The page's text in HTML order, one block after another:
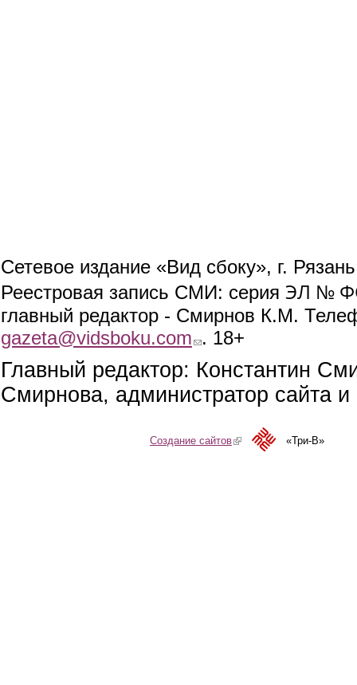
Сетевое издание «Вид сбоку», г.
Реестровая запись СМИ: серия ЭЛ №
главный редактор - Смирнов К.М.
gazeta@vidsboku.com (link sends e-mail)
. 18+
Главный редактор: Константин
Смирнова, администратор сайта
Создание сайтов(link is external)«Три-В»